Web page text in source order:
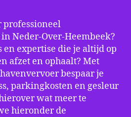
professioneel
Neder-Over-Heembeek?
expertise die je altijd op
afzet en ophaalt? Met
bespaar je
parkingkosten en gesleur
wat meer te
hieronder de